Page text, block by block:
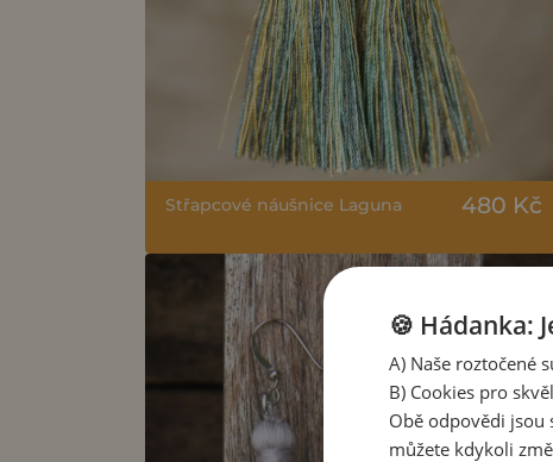
Střapcové náušnice Laguna 480 Kč
🍪 Hádanka:
A) Naše roztočené
B) Cookies pro
Obě odpovědi jsou
můžete kdykoli